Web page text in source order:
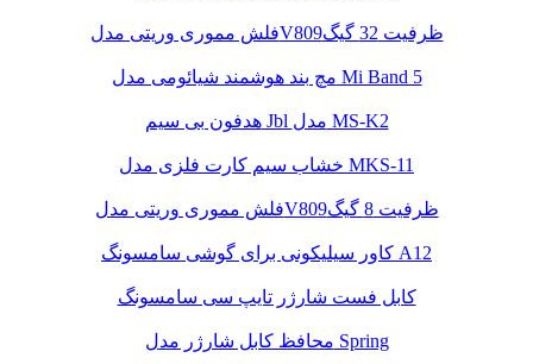
فلش مموری وریتی مدلV809ظرفیت 32 گیگ
مچ بند هوشمند شیائومی مدل Mi Band 5
هدفون بی سیم Jbl مدل MS-K2
خشاب سیم کارت فلزی مدل MKS-11
فلش مموری وریتی مدلV809ظرفیت 8 گیگ
کاور سیلیکونی برای گوشی سامسونگ A12
کابل فست شارژر تایپ سی سامسونگ
محافظ کابل شارژر مدل Spring